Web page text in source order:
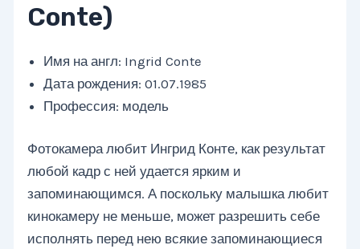
Conte)
Имя на англ: Ingrid Conte
Дата рождения: 01.07.1985
Профессия: модель
Фотокамера любит Ингрид Конте, как результат
любой кадр с ней удается ярким и
запоминающимся. А поскольку малышка любит
кинокамеру не меньше, может разрешить себе
исполнять перед нею всякие запоминающиеся